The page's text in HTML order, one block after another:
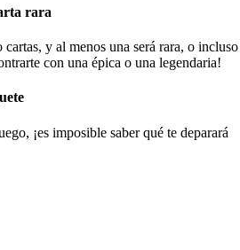
rara
y al menos una será rara, o incluso
con una épica o una legendaria!
¡es imposible saber qué te deparará